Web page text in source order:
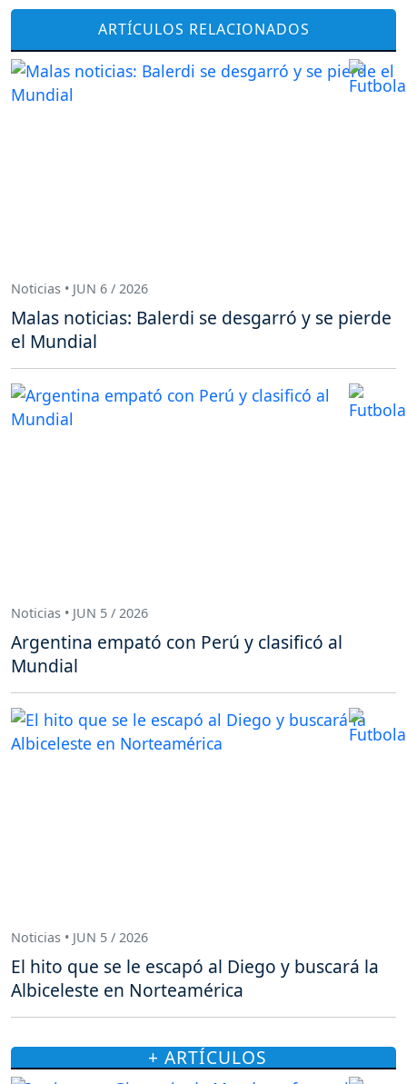
ARTÍCULOS RELACIONADOS
Noticias • JUN 6 / 2026
Malas noticias: Balerdi se desgarró y se pierde
el Mundial
Noticias • JUN 5 / 2026
Argentina empató con Perú y clasificó al
Mundial
Noticias • JUN 5 / 2026
El hito que se le escapó al Diego y buscará la
Albiceleste en Norteamérica
+ ARTÍCULOS